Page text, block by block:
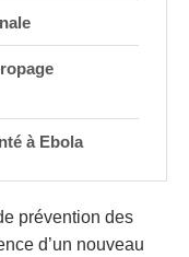
à Ebola
prévention des
d’un nouveau